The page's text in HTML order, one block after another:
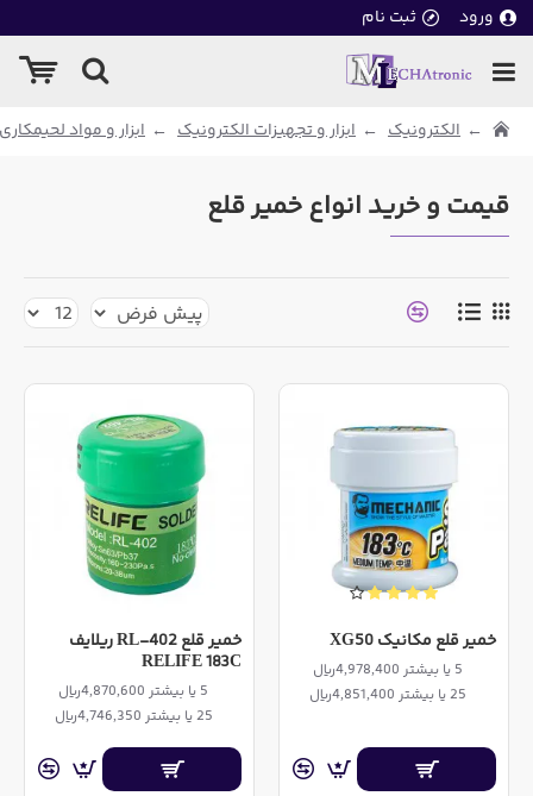
ورود ثبت نام
الکترونیک ابزار و تجهیزات الکترونیک ابزار و مواد لحیمکاری
قیمت و خرید انواع خمیر قلع
خمیر قلع مکانیک XG50
5 یا بیشتر 4,978,400ریال
25 یا بیشتر 4,851,400ریال
خمیر قلع RL-402 ریلایف
RELIFE 183C
5 یا بیشتر 4,870,600ریال
25 یا بیشتر 4,746,350ریال